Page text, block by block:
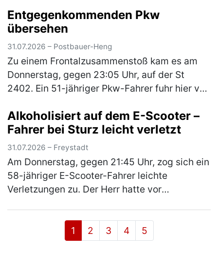
dortigen Schiebetüre einschlug. Aus dem
Innen…(mehr)
Entgegenkommenden Pkw
übersehen
31.07.2026 – Postbauer-Heng
Zu einem Frontalzusammenstoß kam es am
Donnerstag, gegen 23:05 Uhr, auf der St
2402. Ein 51-jähriger Pkw-Fahrer fuhr hier von
Kreuzung zur Neumarkter Straße wollte…
(mehr)
Alkoholisiert auf dem E-Scooter –
Fahrer bei Sturz leicht verletzt
31.07.2026 – Freystadt
Am Donnerstag, gegen 21:45 Uhr, zog sich ein
58-jähriger E-Scooter-Fahrer leichte
Verletzungen zu. Der Herr hatte vor
1
2 3 4 5